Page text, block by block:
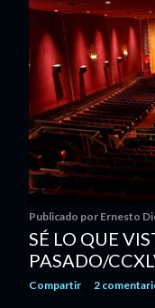
Publicado por Ernesto
SÉ LO QUE
PASADO/
Compartir 2